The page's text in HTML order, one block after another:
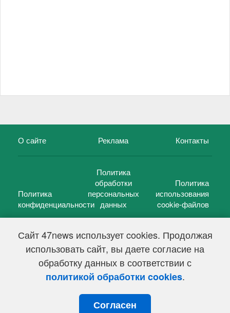
Сайт 47news использует cookies. Продолжая
использовать сайт, вы даете согласие на
обработку данных в соответствии с
политикой обработки cookies.
Согласен
О сайте Реклама Контакты
Политика
конфиденциальности
Политика
обработки
персональных
данных
Политика
использования
cookie-файлов
47 новостей (47 news)2005 — 2026 г.
Свидетельство о регистрации СМИ Эл № ФС 77-39848, выдано
Федеральной службой по надзору в сфере связи,
информационных технологий и массовых коммуникаций